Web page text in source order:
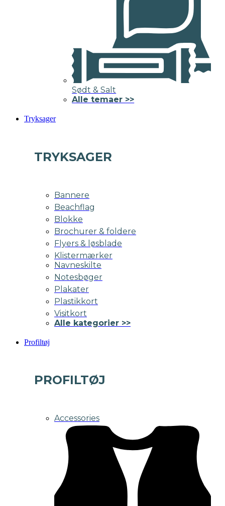
Sødt & Salt
Alle temaer >>
Tryksager
TRYKSAGER
Bannere
Beachflag
Blokke
Brochurer & foldere
Flyers & løsblade
Klistermærker
Navneskilte
Notesbøger
Plakater
Plastikkort
Visitkort
Alle kategorier >>
Profiltøj
PROFILTØJ
Accessories